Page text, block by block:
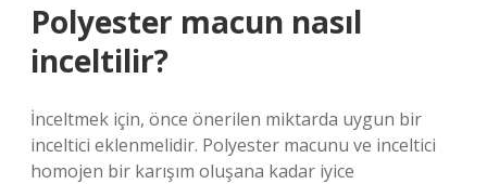
Polyester macun nasıl
inceltilir?
İnceltmek için, önce önerilen miktarda uygun bir
inceltici eklenmelidir. Polyester macunu ve inceltici
homojen bir karışım oluşana kadar iyice